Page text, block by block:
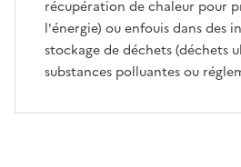
récupération de chaleur pour
l'énergie) ou enfouis dans des
stockage de déchets (déchets
substances polluantes ou